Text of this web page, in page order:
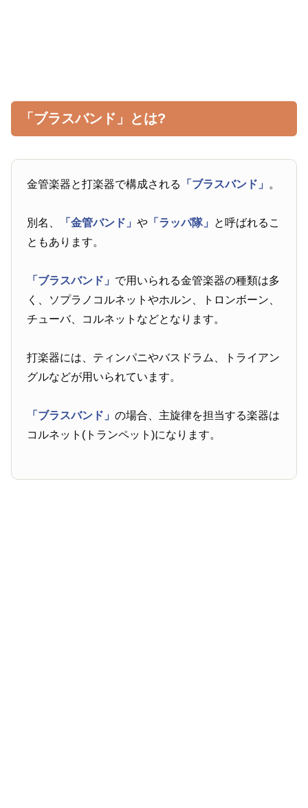
「ブラスバンド」とは?
金管楽器と打楽器で構成される 「ブラスバンド」 。
別名、 「金管バンド」や 「ラッパ隊」 と呼ばれるこ
ともあります。
「ブラスバンド」 で用いられる金管楽器の種類は多
く、ソプラノコルネットやホルン、トロンボーン、
チューバ、コルネットなどとなります。
打楽器には、ティンパニやバスドラム、トライアン
グルなどが用いられています。
「ブラスバンド」の場合、主旋律を担当する楽器は
コルネット(トランペット)になります。